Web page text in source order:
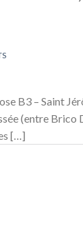
B3 – Saint
(entre Brico
[…]